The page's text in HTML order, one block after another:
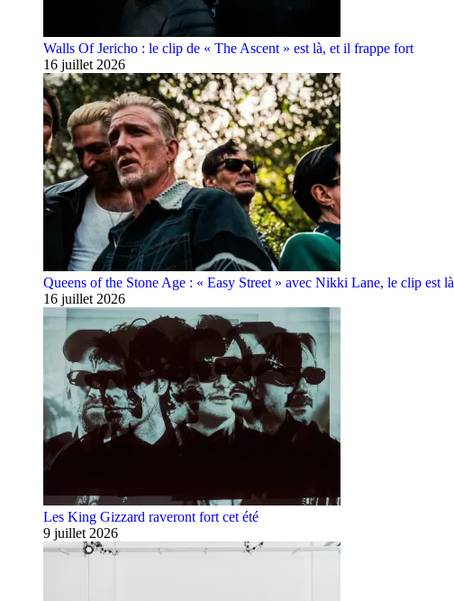
Walls Of Jericho : le clip de « The Ascent » est là, et il frappe fort
16 juillet 2026
Queens of the Stone Age : « Easy Street » avec Nikki Lane, le clip est là
16 juillet 2026
Les King Gizzard raveront fort cet été
9 juillet 2026